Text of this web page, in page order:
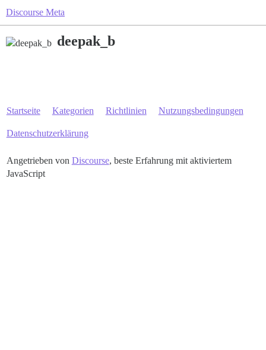
Discourse Meta
deepak_b
Startseite Kategorien Richtlinien Nutzungsbedingungen
Datenschutzerklärung
Angetrieben von Discourse, beste Erfahrung mit aktiviertem
JavaScript